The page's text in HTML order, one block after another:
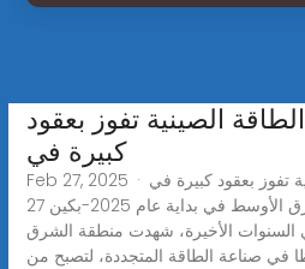
الصينية تفوز بعقود
كبيرة في
Feb 27, 2025 · شركات تخزين الطاقة الصينية تفوز بعقود كبيرة في
أسواق الطاقة المتجددة بالشرق الأوسط في بداية عام 2025-بكين 27
في السنوات الأخيرة، شهدت منطقة الشرق
في صناعة الطاقة المتجددة، لتصبح من